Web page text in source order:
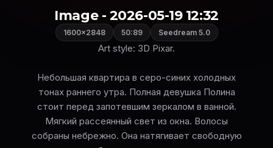
Image - 2026-05-19 12:32
1600×2848 50:89 Seedream 5.0
Art style: 3D Pixar.
Небольшая квартира в серо-синих холодных
тонах раннего утра. Полная девушка Полина
стоит перед запотевшим зеркалом в ванной.
Мягкий рассеянный свет из окна. Волосы
собраны небрежно. Она натягивает свободную